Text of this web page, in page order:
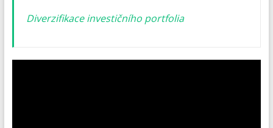
Diverzifikace investičního portfolia